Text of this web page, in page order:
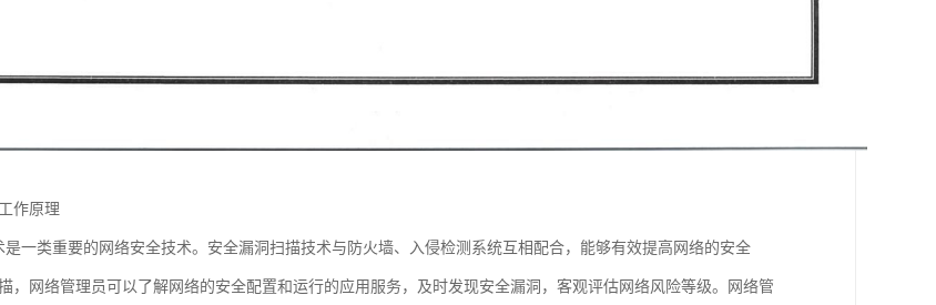
作原理
是一类重要的网络安全技术。安全漏洞扫描技术与防火墙、入侵检测系统互相配合，能够有效提高网络的安全
，网络管理员可以了解网络的安全配置和运行的应用服务，及时发现安全漏洞，客观评估网络风险等级。网络管